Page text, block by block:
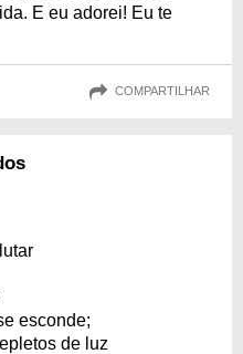
E eu adorei! Eu te
COMPARTILHAR
esconde;
de luz